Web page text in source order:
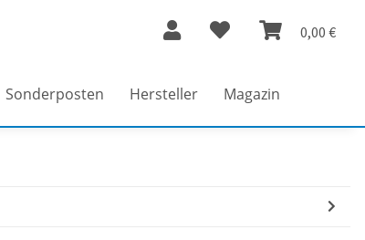
0,00 €
Sonderposten Hersteller Magazin